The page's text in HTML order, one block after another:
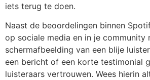
iets terug te doen.
Naast de beoordelingen binnen
op sociale media en in je community
schermafbeelding van een blije
een bericht of een korte testimonial
luisteraars vertrouwen. Wees hierin